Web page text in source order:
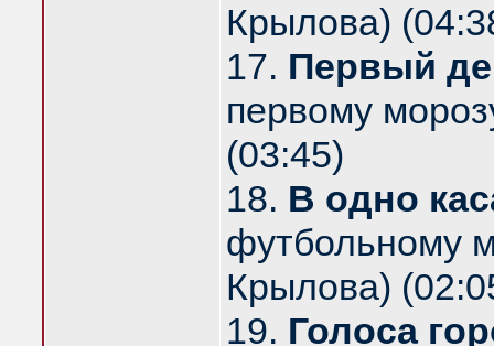
Крылова)
17. Первый
первому
(03:45)
18. В одно
футбольному
Крылова)
19. Голоса